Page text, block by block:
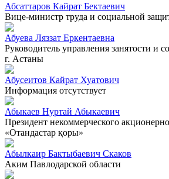
Абсаттаров Кайрат Бектаевич
Вице-министр труда и социальной
Абуева Ляззат Еркентаевна
Руководитель управления занятости и
г. Астаны
Абусеитов Кайрат Хуатович
Информация отсутствует
Абыкаев Нуртай Абыкаевич
Президент некоммерческого
«Отандастар қоры»
Абылкаир Бактыбаевич Скаков
Аким Павлодарской области